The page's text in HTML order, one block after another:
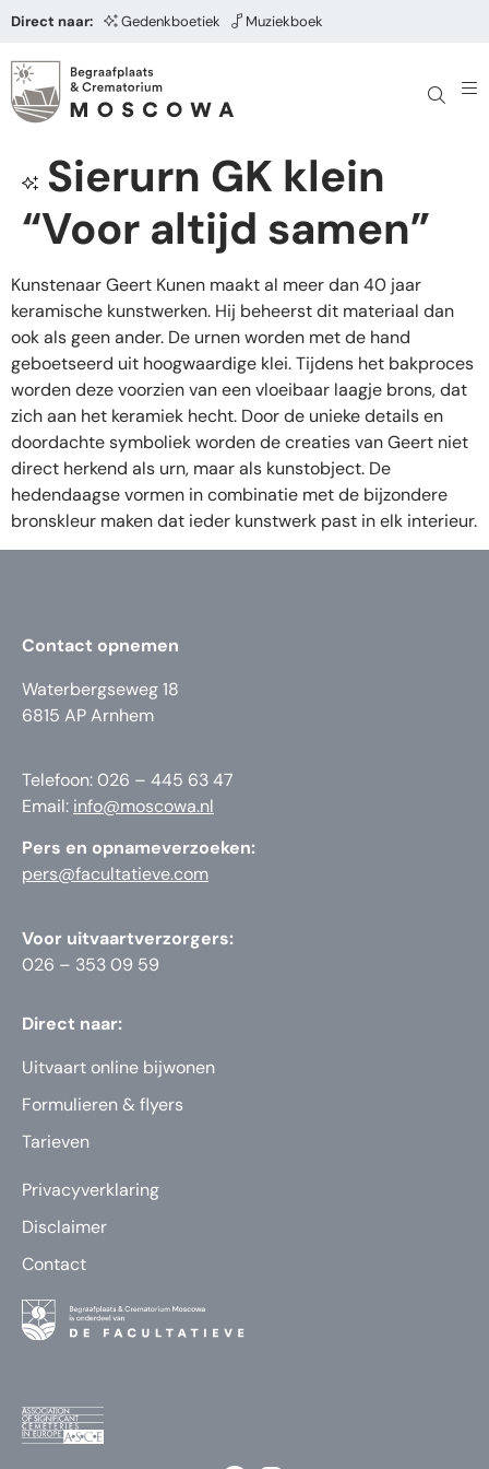
Direct naar: Gedenkboetiek Muziekboek
Sierurn GK klein
“Voor altijd samen”
Kunstenaar Geert Kunen maakt al meer dan 40 jaar
keramische kunstwerken. Hij beheerst dit materiaal dan
ook als geen ander. De urnen worden met de hand
geboetseerd uit hoogwaardige klei. Tijdens het bakproces
worden deze voorzien van een vloeibaar laagje brons, dat
zich aan het keramiek hecht. Door de unieke details en
doordachte symboliek worden de creaties van Geert niet
direct herkend als urn, maar als kunstobject. De
hedendaagse vormen in combinatie met de bijzondere
bronskleur maken dat ieder kunstwerk past in elk interieur.
Contact opnemen
Waterbergseweg 18
6815 AP Arnhem
Telefoon: 026 – 445 63 47
Email: info@moscowa.nl
Pers en opnameverzoeken:
pers@facultatieve.com
Voor uitvaartverzorgers:
026 – 353 09 59
Direct naar:
Uitvaart online bijwonen
Formulieren & flyers
Tarieven
Privacyverklaring
Disclaimer
Contact